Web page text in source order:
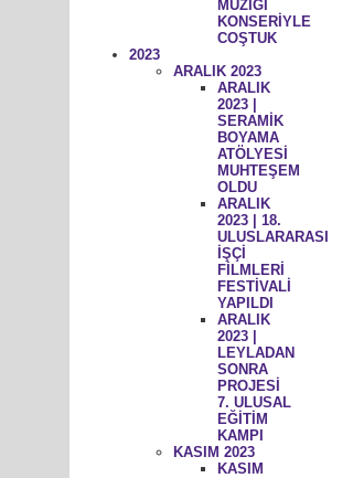
MÜZİĞİ
KONSERİYLE
COŞTUK
2023
ARALIK 2023
ARALIK
2023 |
SERAMİK
BOYAMA
ATÖLYESİ
MUHTEŞEM
OLDU
ARALIK
2023 | 18.
ULUSLARARASI
İŞÇİ
FİLMLERİ
FESTİVALİ
YAPILDI
ARALIK
2023 |
LEYLADAN
SONRA
PROJESİ
7. ULUSAL
EĞİTİM
KAMPI
KASIM 2023
KASIM